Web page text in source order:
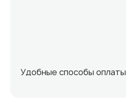
Удобные способы оплаты